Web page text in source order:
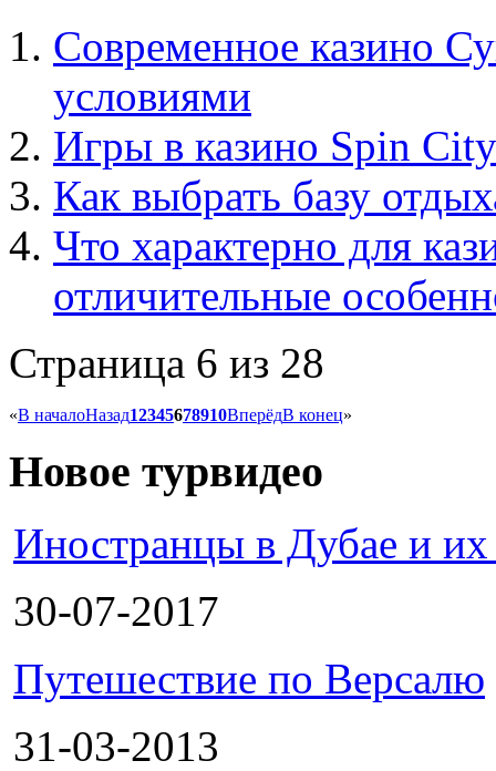
Современное казино
условиями
Игры в казино Spin City
Как выбрать базу
Что характерно для
отличительные
Страница 6 из 28
«В началоНазад12345678910ВперёдВ конец»
Новое турвидео
Иностранцы в Дубае и их
30-07-2017
Путешествие по Версалю
31-03-2013